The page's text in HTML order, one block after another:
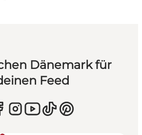
Dänemark für
Feed